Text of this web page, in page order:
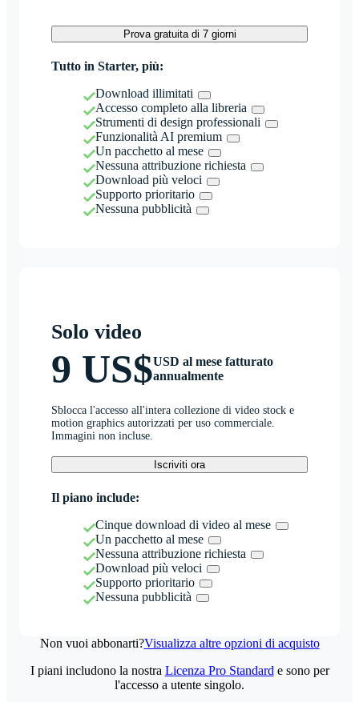
Prova gratuita di 7 giorni
Tutto in Starter, più:
Download illimitati
Accesso completo alla libreria
Strumenti di design professionali
Funzionalità AI premium
Un pacchetto al mese
Nessuna attribuzione richiesta
Download più veloci
Supporto prioritario
Nessuna pubblicità
Solo video
9 US$USD al mese fatturato
annualmente
Sblocca l'accesso all'intera collezione di video stock e
motion graphics autorizzati per uso commerciale.
Immagini non incluse.
Iscriviti ora
Il piano include:
Cinque download di video al mese
Un pacchetto al mese
Nessuna attribuzione richiesta
Download più veloci
Supporto prioritario
Nessuna pubblicità
Non vuoi abbonarti?Visualizza altre opzioni di acquisto
I piani includono la nostra Licenza Pro Standard e sono per
l'accesso a utente singolo.